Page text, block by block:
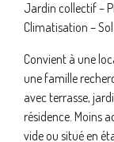
Jardin collectif –
Climatisation –
Convient à une
une famille
avec terrasse,
résidence. Moins
vide ou situé en